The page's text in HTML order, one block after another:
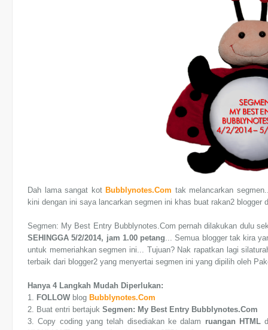
Dah lama sangat kot Bubblynotes.Com tak melancarkan
kini dengan ini saya lancarkan segmen ini khas buat rakan2 blogger
Segmen: My Best Entry Bubblynotes.Com pernah dilakukan dulu
SEHINGGA 5/2/2014, jam 1.00 petang... Semua blogger tak kira
untuk memeriahkan segmen ini... Tujuan? Nak rapatkan lagi
terbaik dari blogger2 yang menyertai segmen ini yang dipilih oleh
Hanya 4 Langkah Mudah Diperlukan:
1. FOLLOW blog Bubblynotes.Com
2. Buat entri bertajuk Segmen: My Best Entry Bubblynotes.Com
3. Copy coding yang telah disediakan ke dalam ruangan HTML